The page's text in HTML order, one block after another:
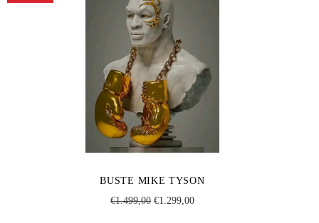
BUSTE MIKE TYSON
Regular
€1.499,00Sale
€1.299,00